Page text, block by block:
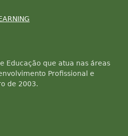
Educação que atua nas áreas
Profissional e
de 2003.